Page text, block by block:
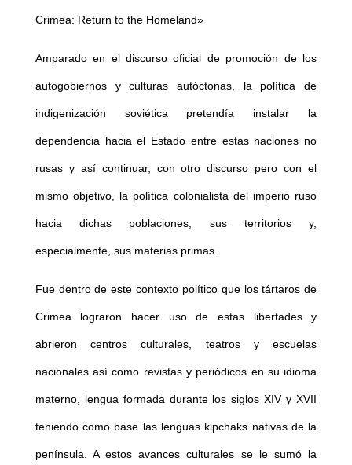
Crimea: Return to the Homeland»
Amparado en el discurso oficial de promoción de los
autogobiernos y culturas autóctonas, la política de
indigenización soviética pretendía instalar la
dependencia hacia el Estado entre estas naciones no
rusas y así continuar, con otro discurso pero con el
mismo objetivo, la política colonialista del imperio ruso
hacia dichas poblaciones, sus territorios y,
especialmente, sus materias primas.
Fue dentro de este contexto político que los tártaros de
Crimea lograron hacer uso de estas libertades y
abrieron centros culturales, teatros y escuelas
nacionales así como revistas y periódicos en su idioma
materno, lengua formada durante los siglos XIV y XVII
teniendo como base las lenguas kipchaks nativas de la
península. A estos avances culturales se le sumó la